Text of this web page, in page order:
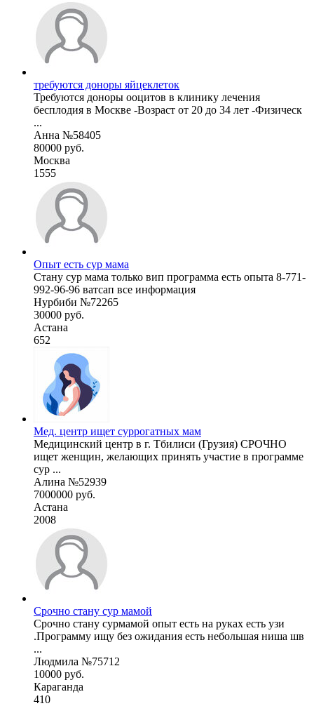
требуются доноры яйцеклеток
Требуются доноры ооцитов в клинику лечения
бесплодия в Москве -Возраст от 20 до 34 лет -Физическ
...
Анна №58405
80000 руб.
Москва
1555
Опыт есть сур мама
Стану сур мама только вип программа есть опыта 8-771-
992-96-96 ватсап все информация
Нурбиби №72265
30000 руб.
Астана
652
Мед. центр ищет суррогатных мам
Медицинский центр в г. Тбилиси (Грузия) СРОЧНО
ищет женщин, желающих принять участие в программе
сур ...
Алина №52939
7000000 руб.
Астана
2008
Срочно стану сур мамой
Срочно стану сурмамой опыт есть на руках есть узи
.Программу ищу без ожидания есть небольшая ниша шв
...
Людмила №75712
10000 руб.
Караганда
410